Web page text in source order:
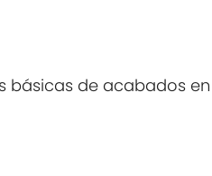
de acabados